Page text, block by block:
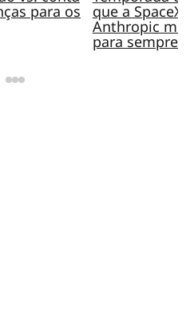
para os que a SpaceX,
Anthropic
para sempre?